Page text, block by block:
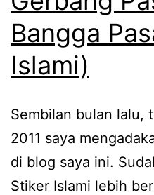
Bangga
Islami)
Sembilan bulan lalu,
2011 saya
di blog saya ini.
Stiker Islami lebih